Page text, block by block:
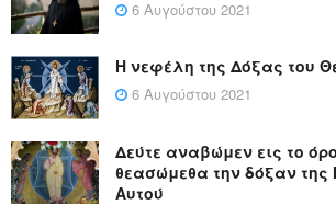
6 Αυγούστου 2021
Η νεφέλη της Δόξας του
6 Αυγούστου 2021
Δεύτε αναβώμεν εις το
θεασώμεθα την δόξαν
Αυτού